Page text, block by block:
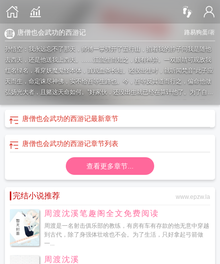
路易狗蛋/著
唐僧也会武功的西游记
孙悟空：我永远忘不了那天，师傅一掌劈开了五行山，掐着我的脖子问我是随他
去西天，还是他送我上西天。……江流生而知之，颇有神异。一双眼睛可观敌我
红名绿名，看穿妖魔鬼怪本体，直观血条长短。还没出生时，就听闻梵音“此子应
天而生，命定诛尽神佛，实不给吾等生路也。今，吾等反其道而行之，偏命他做
弘扬光大者，且赌这天命如何。”好家伙，还没出生就已经在算计他了。为了自
无助又可怜*回回被救又回回被抓*唐三藏：悟空，快救为师。变成了——一拳开
山镇河*反杀所有妖魔*江流儿：吃一口唐僧肉长生不老，大家快来尝一尝啊！钓
有没有谁能够管管这个和尚！！！佛说：管不了，没法管，一起等死吧。
西游唐僧会武一身反骨笔趣阁唐僧会武功的是哪部
西游唐僧会武一身反骨百度唐僧会武功的是哪部动画片
僧会武功的西游记叫什么唐僧会武功吗唐僧会武功的动漫是什么唐僧会法力
住唐僧会啥
唐僧也会武功的西游记最新章节
唐僧也会武功的西游记章节列表
查看更多章节...
完结小说推荐 www.epzw.la
周渡沈溪笔趣阁全文免费阅读
周渡是一名射击俱乐部的教练，有房有车有存款的他无意中穿越
到古代，除了身强体壮啥也不会。为了生活，只好拿起弓箭做
一...
周渡沈溪